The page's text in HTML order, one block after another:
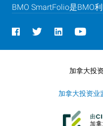
BMO B M O
SmartFolio是BMOB
加拿大投
加拿大投资业